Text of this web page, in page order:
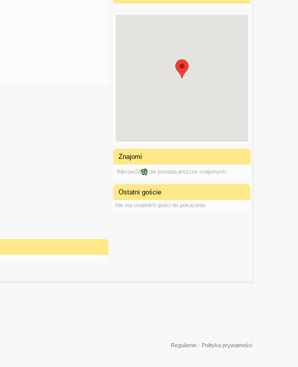
Znajomi
Kilerow24 nie posiada jeszcze znajomych.
Ostatni goście
Nie ma ostatnich gości do pokazania
Polityka prywatności
Regulamin·